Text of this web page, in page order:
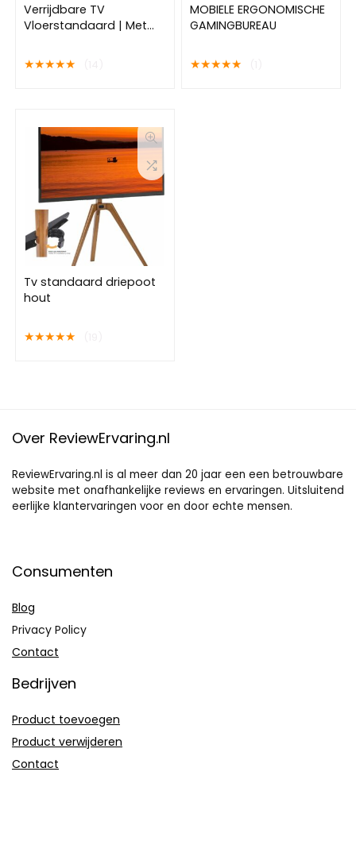
Verrijdbare TV
Vloerstandaard | Met
voor Samsung, LG,
Philips of Universele TV’s
★★★★★
MOBIELE ERGONOMISCHE
GAMINGBUREAU
★★★★★
Tv standaard driepoot
hout
★★★★★
Over ReviewErvaring.nl
ReviewErvaring.nl is al meer dan 20 jaar een een betrouwbare
website met onafhankelijke reviews en ervaringen. Uitsluitend
eerlijke klantervaringen voor en door echte mensen.
Consumenten
Blog
Privacy Policy
Contact
Bedrijven
Product toevoegen
Product verwijderen
Contact